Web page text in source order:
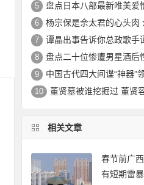
5 盘点日本八部最新唯美爱
6 杨宗保是佘太君的心头肉 佘太君穆
7 谭晶出事告诉你总政歌手谭晶
8 盘点二十位惨遭男星酒后性
9 中国古代四大间谍“神器”
10 董贤墓被谁挖掘过 董贤容貌复原
相关文章
春节前广
有短期雷